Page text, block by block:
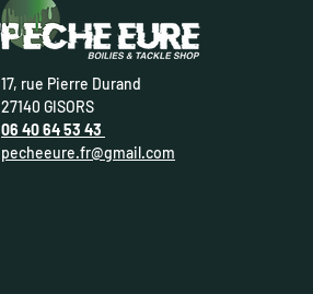
17, rue Pierre Durand
27140 GISORS
06 40 64 53 43
pecheeure.fr@gmail.com